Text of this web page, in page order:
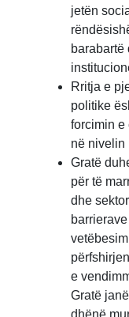
jetën
barabartë
Rritja e
politike
forcimin e
në nivelin
Gratë
për të
dhe
e
Gratë